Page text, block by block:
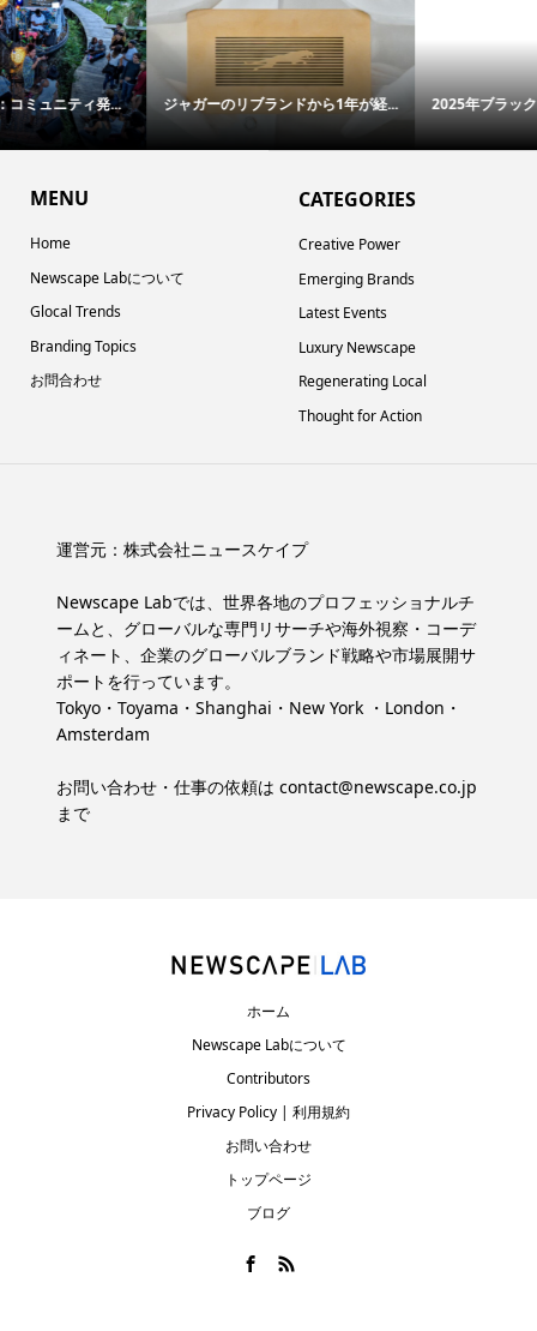
... ジャガーのリブランドから1年が経... 2025年ブラックフライデーの勝
MENU
Home
Newscape Labについて
Glocal Trends
Branding Topics
お問合わせ
CATEGORIES
Creative Power
Emerging Brands
Latest Events
Luxury Newscape
Regenerating Local
Thought for Action
運営元： 株式会社ニュースケイプ
Newscape Labでは、世界各地のプロフェッショナルチ
ームと、グローバルな専門リサーチや海外視察・コーデ
ィネート、企業のグローバルブランド戦略や市場展開サ
ポートを行っています。
Tokyo・Toyama・Shanghai・New York ・London・
Amsterdam
お問い合わせ・仕事の依頼は contact@newscape.co.jp
まで
ホーム
Newscape Labについて
Contributors
Privacy Policy | 利用規約
お問い合わせ
トップページ
ブログ